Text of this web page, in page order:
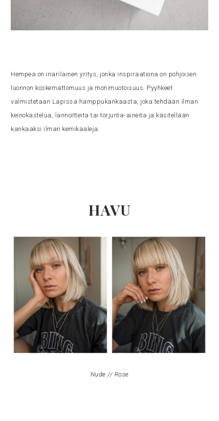
Hempea on inarilainen yritys, jonka inspiraationa on pohjoisen
luonnon koskemattomuus ja monimuotoisuus. Pyyhkeet
valmistetaan Lapissa hamppukankaasta, joka tehdään ilman
keinokastelua, lannoitteita tai torjunta-aineita ja käsitellään
kankaaksi ilman kemikaaleja.
HAVU
Nude // Rose